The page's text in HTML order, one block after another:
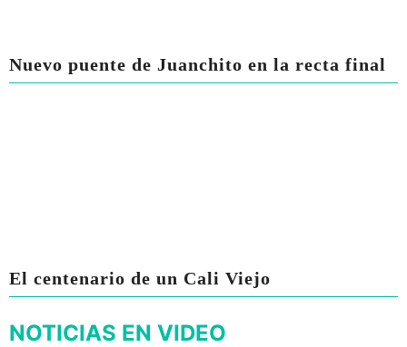
Nuevo puente de Juanchito en la recta final
El centenario de un Cali Viejo
NOTICIAS EN VIDEO